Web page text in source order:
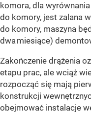
komora, dla
do komory, jest zalana
do komory, maszyna
dwa miesiące)
Zakończenie drążenia
etapu prac, ale wciąż
rozpocząć się mają
konstrukcji
obejmować instalacje